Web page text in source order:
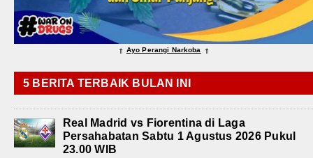
⇑ Ayo Perangi Narkoba ⇑
5 BERITA TERBAIK BULAN INI
Real Madrid vs Fiorentina di Laga
Persahabatan Sabtu 1 Agustus 2026 Pukul
23.00 WIB